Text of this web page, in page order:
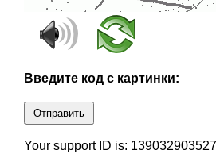
Введите код с картинки:
Отправить
Your support ID is: